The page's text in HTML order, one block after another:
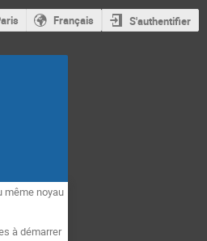
Français S'authentifier
même noyau
à démarrer